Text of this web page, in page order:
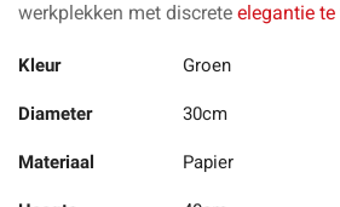
werkplekken met discrete elegantie te
Kleur Groen
Diameter 30cm
Materiaal Papier